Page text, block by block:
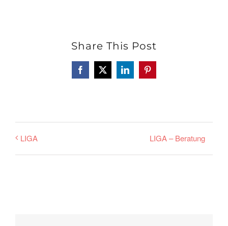
Share This Post
Facebook
X LinkedInPinterest
LIGA LIGA – Beratung